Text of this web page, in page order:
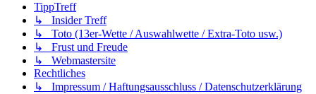
TippTreff
↳ Insider Treff
↳ Toto (13er-Wette / Auswahlwette / Extra-Toto usw.)
↳ Frust und Freude
↳ Webmastersite
Rechtliches
↳ Impressum / Haftungsausschluss / Datenschutzerklärung